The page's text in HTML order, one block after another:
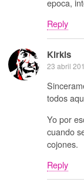
epoca,
Reply
Kirkis
23 abril
todos
Yo por
cuando
cojones.
Reply